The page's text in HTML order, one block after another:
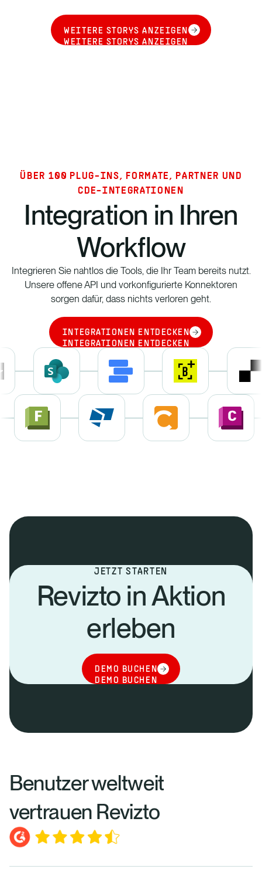
WEITERE STORYS ANZEIGEN
WEITERE STORYS ANZEIGEN
ÜBER 100 PLUG-INS, FORMATE, PARTNER UND
CDE-INTEGRATIONEN
Integration in Ihren
Workflow
Integrieren Sie nahtlos die Tools, die Ihr Team bereits nutzt.
Unsere offene API und vorkonfigurierte Konnektoren
sorgen dafür, dass nichts verloren geht.
INTEGRATIONEN ENTDECKEN
INTEGRATIONEN ENTDECKEN
JETZT STARTEN
Revizto in Aktion
erleben
DEMO BUCHEN
DEMO BUCHEN
Benutzer weltweit
vertrauen Revizto